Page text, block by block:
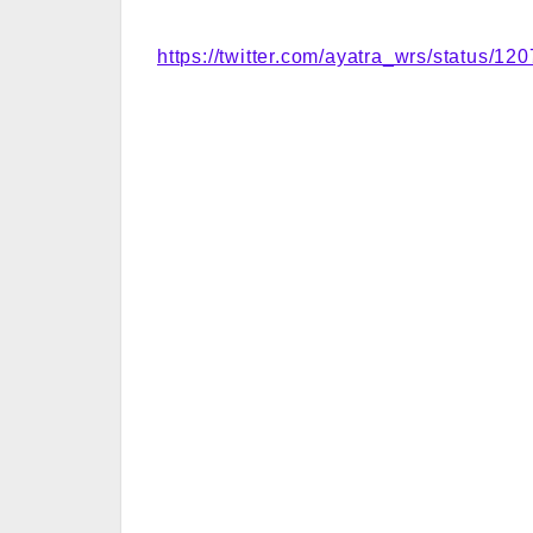
https://twitter.com/ayatra_wrs/status/